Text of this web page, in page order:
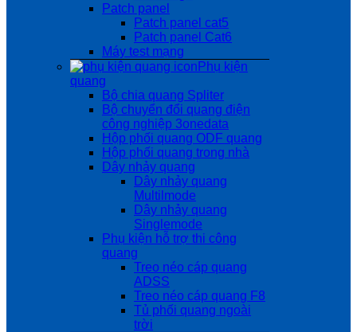
Patch panel
Patch panel cat5
Patch panel Cat6
Máy test mạng
Phụ kiện
quang
Bộ chia quang Spliter
Bộ chuyển đổi quang điện
công nghiệp 3onedata
Hộp phối quang ODF quang
Hộp phối quang trong nhà
Dây nhảy quang
Dây nhảy quang
Multilmode
Dây nhảy quang
Singlemode
Phụ kiện hỗ trợ thi công
quang
Treo néo cáp quang
ADSS
Treo néo cáp quang F8
Tủ phối quang ngoài
trời